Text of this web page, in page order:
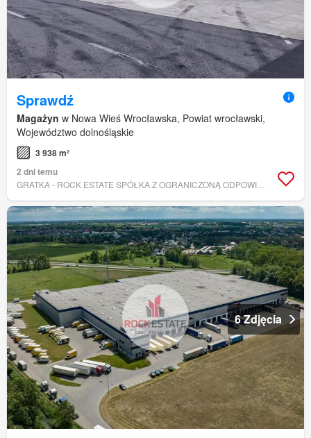
Sprawdź
Magażyn w Nowa Wieś Wrocławska, Powiat wrocławski,
Województwo dolnośląskie
3 938 m²
2 dni temu
6 Zdjęcia